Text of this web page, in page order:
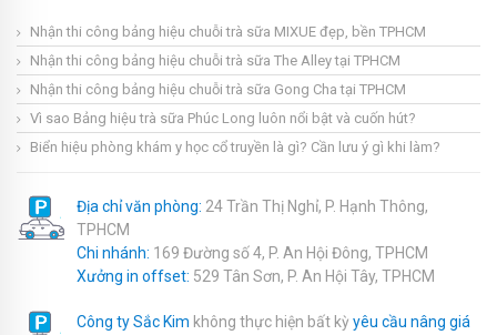
Nhận thi công bảng hiệu chuỗi trà sữa MIXUE đẹp, bền TPHCM
Nhận thi công bảng hiệu chuỗi trà sữa The Alley tại TPHCM
Nhận thi công bảng hiệu chuỗi trà sữa Gong Cha tại TPHCM
Vì sao Bảng hiệu trà sữa Phúc Long luôn nổi bật và cuốn hút?
Biển hiệu phòng khám y học cổ truyền là gì? Cần lưu ý gì khi làm?
Địa chỉ văn phòng: 24 Trần Thị Nghỉ, P. Hạnh Thông,
TPHCM
Chi nhánh: 169 Đường số 4, P. An Hội Đông, TPHCM
Xưởng in offset: 529 Tân Sơn, P. An Hội Tây, TPHCM
Công ty Sắc Kim không thực hiện bất kỳyêu cầu nâng giá